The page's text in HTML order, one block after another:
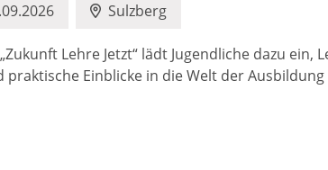
Sulzberg
Lehre Jetzt“ lädt Jugendliche dazu
praktische Einblicke in die Welt der Ausbildung